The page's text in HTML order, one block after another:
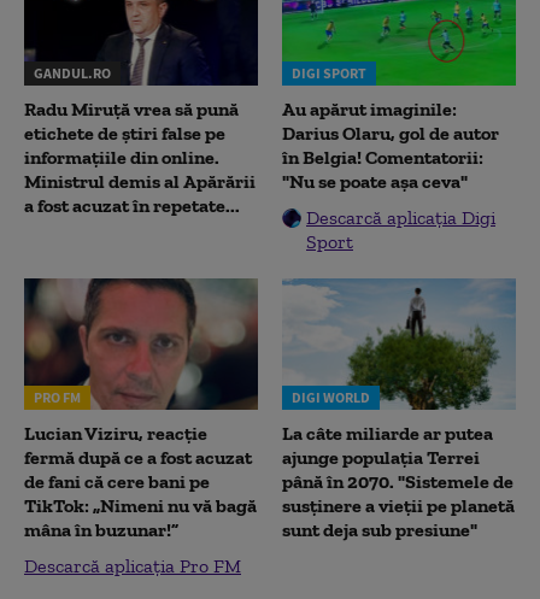
GANDUL.RO
Radu Miruţă vrea să pună
etichete de știri false pe
informațiile din online.
Ministrul demis al Apărării
a fost acuzat în repetate...
DIGI SPORT
Au apărut imaginile:
Darius Olaru, gol de autor
în Belgia! Comentatorii:
"Nu se poate așa ceva"
Descarcă aplicația Digi
Sport
PRO FM
Lucian Viziru, reacție
fermă după ce a fost acuzat
de fani că cere bani pe
TikTok: „Nimeni nu vă bagă
mâna în buzunar!”
Descarcă aplicația Pro FM
DIGI WORLD
La câte miliarde ar putea
ajunge populația Terrei
până în 2070. "Sistemele de
susținere a vieții pe planetă
sunt deja sub presiune"